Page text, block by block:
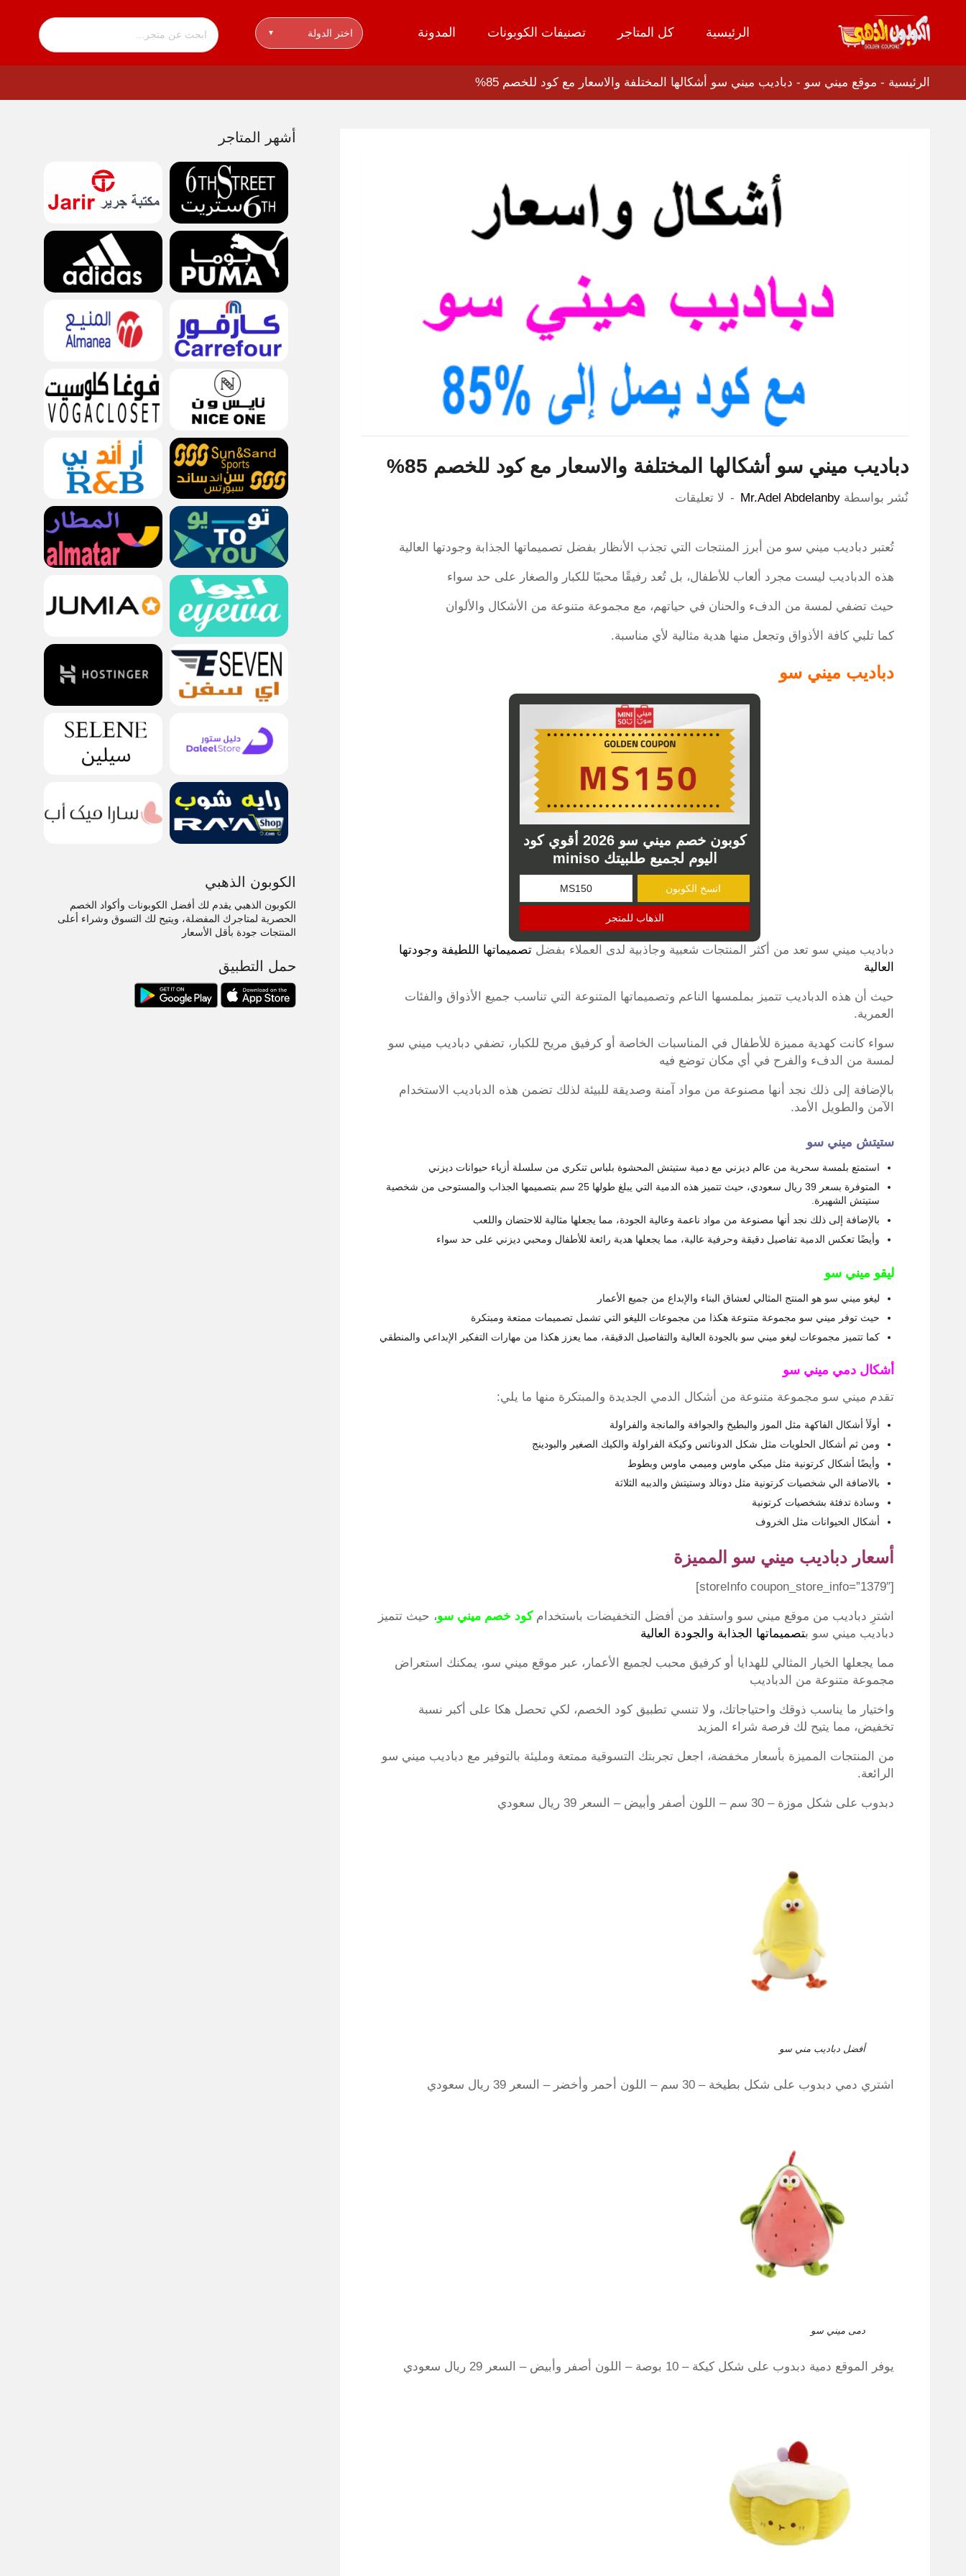
تخطي
المحتوى
الرئيسية كل المتاجر تصنيفات الكوبونات المدونة اختر الدولة ▾
الرئيسية - موقع ميني سو - دباديب ميني سو أشكالها المختلفة والاسعار مع كود للخصم 85%
دباديب ميني سو أشكالها المختلفة والاسعار مع كود للخصم 85%
نٌشر بواسطة Mr.Adel Abdelanby لا تعليقات
تُعتبر دباديب ميني سو من أبرز المنتجات التي تجذب الأنظار بفضل تصميماتها الجذابة وجودتها العالية
هذه الدباديب ليست مجرد ألعاب للأطفال، بل تُعد رفيقًا محببًا للكبار والصغار على حد سواء
حيث تضفي لمسة من الدفء والحنان في حياتهم، مع مجموعة متنوعة من الأشكال والألوان
كما تلبي كافة الأذواق وتجعل منها هدية مثالية لأي مناسبة.
دباديب ميني سو
كوبون خصم ميني سو 2026 أقوي كود
اليوم لجميع طلبيتك miniso
انسخ الكوبون
الذهاب للمتجر
دباديب ميني سو تعد من أكثر المنتجات شعبية وجاذبية لدى العملاء بفضل تصميماتها اللطيفة وجودتها
العالية
حيث أن هذه الدباديب تتميز بملمسها الناعم وتصميماتها المتنوعة التي تناسب جميع الأذواق والفئات
العمرية.
سواء كانت كهدية مميزة للأطفال في المناسبات الخاصة أو كرفيق مريح للكبار، تضفي دباديب ميني سو
لمسة من الدفء والفرح في أي مكان توضع فيه
بالإضافة إلى ذلك نجد أنها مصنوعة من مواد آمنة وصديقة للبيئة لذلك تضمن هذه الدباديب الاستخدام
الآمن والطويل الأمد.
ستيتش ميني سو
استمتع بلمسة سحرية من عالم ديزني مع دمية ستيتش المحشوة بلباس تنكري من سلسلة أزياء حيوانات ديزني
المتوفرة بسعر 39 ريال سعودي، حيث تتميز هذه الدمية التي يبلغ طولها 25 سم بتصميمها الجذاب والمستوحى من شخصية
ستيتش الشهيرة.
بالإضافة إلى ذلك نجد أنها مصنوعة من مواد ناعمة وعالية الجودة، مما يجعلها مثالية للاحتضان واللعب
وأيضًا تعكس الدمية تفاصيل دقيقة وحرفية عالية، مما يجعلها هدية رائعة للأطفال ومحبي ديزني على حد سواء
ليقو ميني سو
ليغو ميني سو هو المنتج المثالي لعشاق البناء والإبداع من جميع الأعمار
حيث توفر ميني سو مجموعة متنوعة هكذا من مجموعات الليغو التي تشمل تصميمات ممتعة ومبتكرة
كما تتميز مجموعات ليغو ميني سو بالجودة العالية والتفاصيل الدقيقة، مما يعزز هكذا من مهارات التفكير الإبداعي والمنطقي
أشكال دمي ميني سو
تقدم ميني سو مجموعة متنوعة من أشكال الدمي الجديدة والمبتكرة منها ما يلي:
أولَأ أشكال الفاكهة مثل الموز والبطيخ والجوافة والمانجة والفراولة
ومن ثم أشكال الحلويات مثل شكل الدوناتس وكيكة الفراولة والكيك الصغير والبودينج
وأيضًا أشكال كرتونية مثل ميكي ماوس وميمي ماوس وبطوط
بالاضافة الي شخصيات كرتونية مثل دونالد وستيتش والدببه الثلاثة
وسادة تدفئة بشخصيات كرتونية
أشكال الحيوانات مثل الخروف
أسعار دباديب ميني سو المميزة
[storeInfo coupon_store_info=”1379″]
اشترِ دباديب من موقع ميني سو واستفد من أفضل التخفيضات باستخدامكود خصم ميني سو، حيث تتميز
دباديب ميني سو بتصميماتها الجذابة والجودة العالية
مما يجعلها الخيار المثالي للهدايا أو كرفيق محبب لجميع الأعمار، عبر موقع ميني سو، يمكنك استعراض
مجموعة متنوعة من الدباديب
واختيار ما يناسب ذوقك واحتياجاتك، ولا تنسي تطبيق كود الخصم، لكي تحصل هكا على أكبر نسبة
تخفيض، مما يتيح لك فرصة شراء المزيد
من المنتجات المميزة بأسعار مخفضة، اجعل تجربتك التسوقية ممتعة ومليئة بالتوفير مع دباديب ميني سو
الرائعة.
دبدوب على شكل موزة – 30 سم – اللون أصفر وأبيض – السعر 39 ريال سعودي
أفضل دباديب مني سو
اشتري دمي دبدوب على شكل بطيخة – 30 سم – اللون أحمر وأخضر – السعر 39 ريال سعودي
دمى ميني سو
يوفر الموقع دمية دبدوب على شكل كيكة – 10 بوصة – اللون أصفر وأبيض – السعر 29 ريال سعودي
أشهر المتاجر
الكوبون الذهبي
الكوبون الذهبي يقدم لك أفضل الكوبونات وأكواد الخصم
الحصرية لمتاجرك المفضلة، ويتيح لك التسوق وشراء أعلى
المنتجات جودة بأقل الأسعار
حمل التطبيق